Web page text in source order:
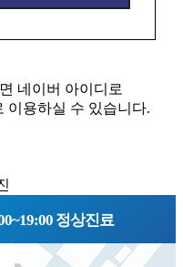
네이버 아이디로
이용하실 수 있습니다.
정상진료